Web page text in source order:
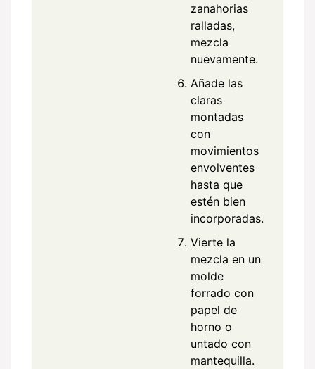
zanahorias
ralladas,
mezcla
nuevamente.
Añade las
claras
montadas
con
movimientos
envolventes
hasta que
estén bien
incorporadas.
Vierte la
mezcla en un
molde
forrado con
papel de
horno o
untado con
mantequilla.